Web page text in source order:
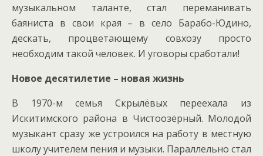
музыкальном таланте, стал переманивать
баяниста в свои края – в село Барабо-Юдино,
дескать, процветающему совхозу просто
необходим такой человек. И уговоры сработали!
Новое десятилетие – новая жизнь
В 1970-м семья Скрылёвых переехала из
Искитимского района в Чистоозёрный. Молодой
музыкант сразу же устроился на работу в местную
школу учителем пения и музыки. Параллельно стал